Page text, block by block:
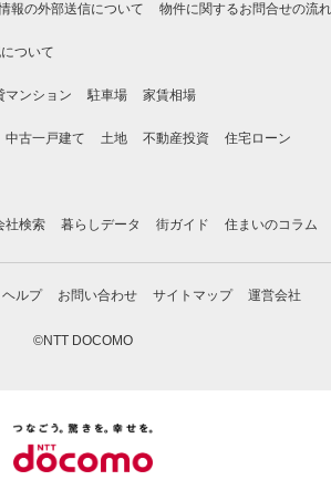
報の外部送信について 物件に関するお問合せの流れ
ついて
マンション 駐車場 家賃相場
中古一戸建て 土地 不動産投資 住宅ローン
社検索 暮らしデータ 街ガイド 住まいのコラム
ヘルプ お問い合わせ サイトマップ 運営会社
©NTT DOCOMO